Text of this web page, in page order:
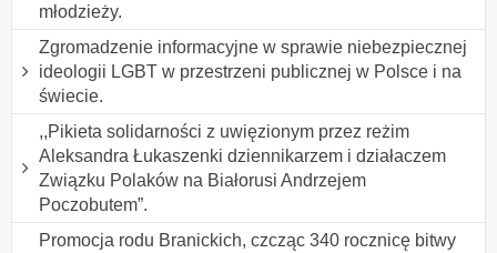
młodzieży.
Zgromadzenie informacyjne w sprawie niebezpiecznej
ideologii LGBT w przestrzeni publicznej w Polsce i na
świecie.
,,Pikieta solidarności z uwięzionym przez reżim
Aleksandra Łukaszenki dziennikarzem i działaczem
Związku Polaków na Białorusi Andrzejem
Poczobutem”.
Promocja rodu Branickich, czcząc 340 rocznicę bitwy